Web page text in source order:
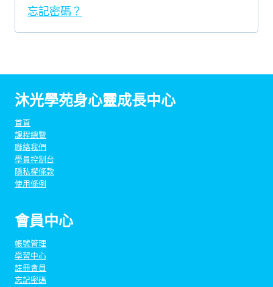
忘記密碼？
沐光學苑身心靈成長中心
首頁
課程總覽
聯絡我們
學員控制台
隱私權條款
使用條例
會員中心
帳號管理
學習中心
註冊會員
忘記密碼